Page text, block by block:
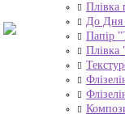
Плівка
До Дня
Папір
Плівка